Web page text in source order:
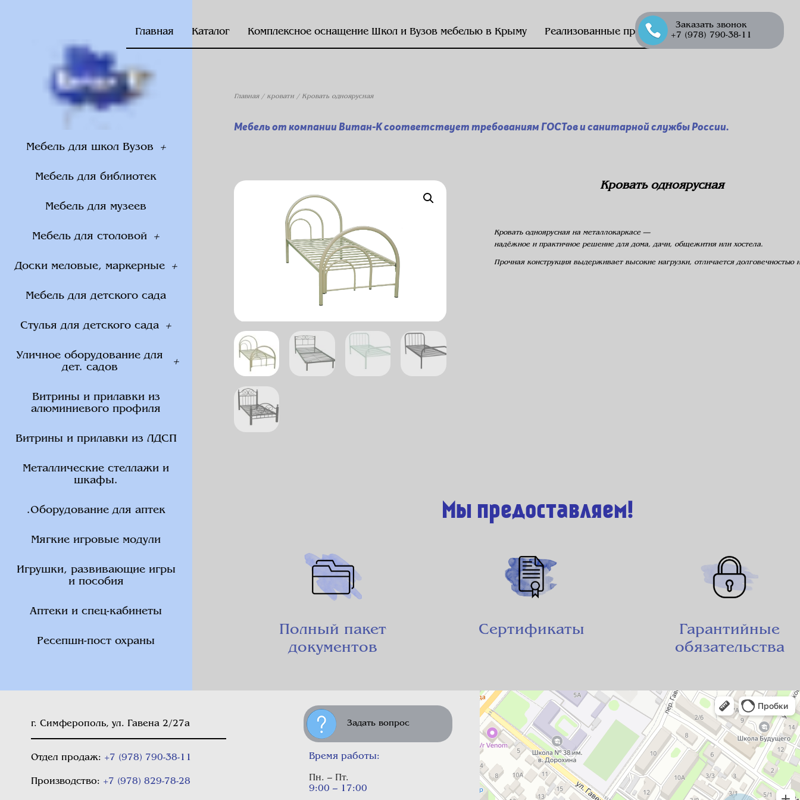
Главная Каталог Комплексное оснащение Школ и Вузов мебелью в Крыму Реализованные проекты
Заказать звонок
+7 (978) 790-38-11
Мебель для школ Вузов
Мебель для библиотек
Мебель для музеев
Мебель для столовой
Доски меловые, маркерные
Мебель для детского сада
Стулья для детского сада
Уличное оборудование для
дет. садов
Витрины и прилавки из
алюминиевого профиля
Витрины и прилавки из ЛДСП
Металлические стеллажи и
шкафы.
.Оборудование для аптек
Мягкие игровые модули
Игрушки, развивающие игры
и пособия
Аптеки и спец-кабинеты
Ресепшн-пост охраны
Главная/ кровати/ Кровать одноярусная
Мебель от компании Витан-К соответствует требованиям ГОСТов и санитарной службы России.
Кровать одноярусная
Кровать одноярусная на металлокаркасе—
надёжноеипрактичноерешениедлядома, дачи, общежитияилихостела.
Прочнаяконструкциявыдерживаетвысокиенагрузки, отличаетсядолговечностью
Мы предоставляем!
Полный пакет
документов
Сертификаты
Гарантийные
обязательства
г. Симферополь, ул. Гавена 2/27а
Отдел продаж: +7 (978) 790-38-11
Производство: +7 (978) 829-78-28
Задать вопрос
Время работы:
Пн. – Пт.
9:00 – 17:00